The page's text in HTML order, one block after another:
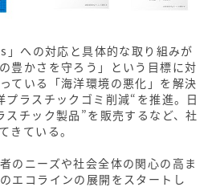
」への対応と具体的な取り組みが
豊かさを守ろう」という目標に対
ている「海洋環境の悪化」を解決
プラスチックゴミ削減“を推進。日
スチック製品”を販売するなど、社
きている。
のニーズや社会全体の関心の高ま
エコラインの展開をスタートし